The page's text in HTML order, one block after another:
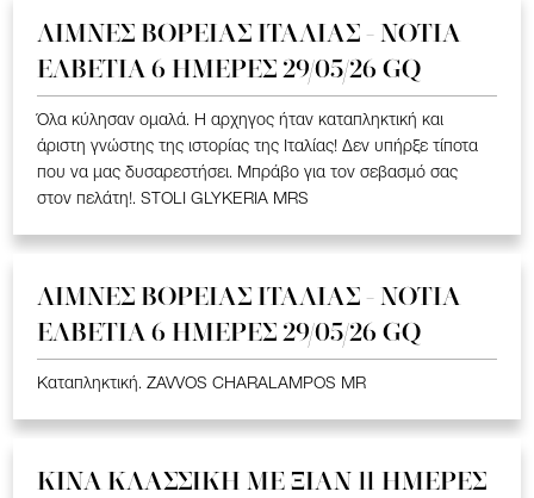
ΛΙΜΝΕΣ ΒΟΡΕΙΑΣ ΙΤΑΛΙΑΣ - ΝΟΤΙΑ
ΕΛΒΕΤΙΑ 6 ΗΜΕΡΕΣ 29/05/26 GQ
Όλα κύλησαν ομαλά. Η αρχηγος ήταν καταπληκτική και
άριστη γνώστης της ιστορίας της Ιταλίας! Δεν υπήρξε τίποτα
που να μας δυσαρεστήσει. Μπράβο για τον σεβασμό σας
στον πελάτη!. STOLI GLYKERIA MRS
ΛΙΜΝΕΣ ΒΟΡΕΙΑΣ ΙΤΑΛΙΑΣ - ΝΟΤΙΑ
ΕΛΒΕΤΙΑ 6 ΗΜΕΡΕΣ 29/05/26 GQ
Καταπληκτική. ZAVVOS CHARALAMPOS MR
ΚΙΝΑ KΛΑΣΣΙΚΗ ME ΞΙΑΝ 11 ΗΜΕΡΕΣ